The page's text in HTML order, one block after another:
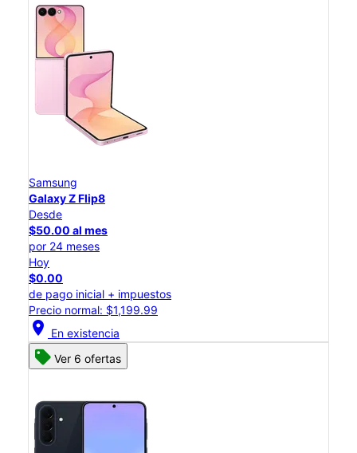
Samsung
Galaxy Z Flip8
Desde
$50.00 al mes
por 24 meses
Hoy
$0.00
de pago inicial + impuestos
Precio normal: $1,199.99
location_on En existencia
Ver 6 ofertas